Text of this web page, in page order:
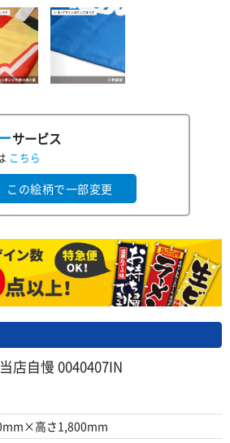
サービス
こちら
この絵柄で一部変更
店自慢 0040407IN
高さ1,800mm